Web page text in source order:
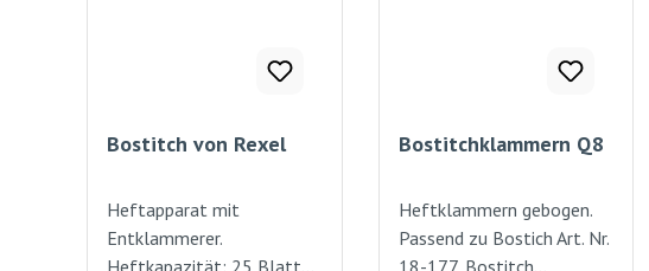
Bostitch von Rexel
Heftapparat mit
Entklammerer.
Heftkapazität: 25 Blatt
Bostitchklammern Q8
Heftklammern gebogen.
Passend zu Bostich Art. Nr.
18-177, Bostitch